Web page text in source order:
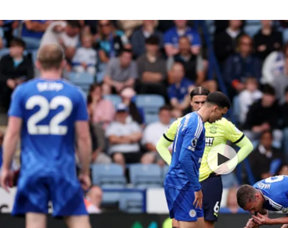
הפועל תל אביב
הפועל חיפה
הפועל באר שבע
מכבי נתניה
בני יהודה
ליגה סינית
ליגה ברזילאית
ליגות נוספות